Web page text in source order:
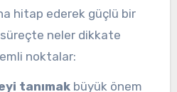
hitap ederek güçlü bir
neler dikkate
noktalar:
tanımakbüyük önem